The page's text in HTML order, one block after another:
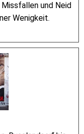
und Neid
Wenigkeit.